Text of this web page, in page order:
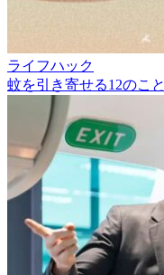
ライフハック
蚊を引き寄せる12のこと